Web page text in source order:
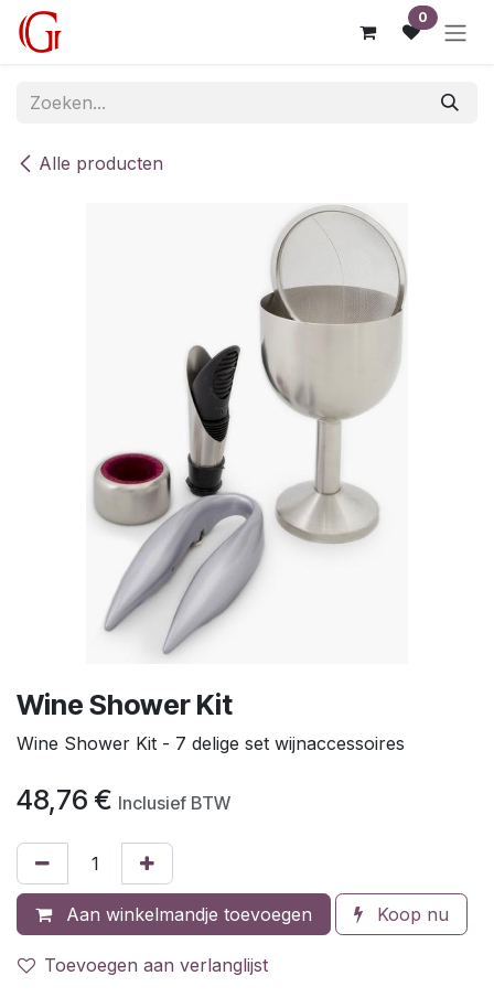
Overslaan naar inhoud 0
Alle producten
Wine Shower Kit
Wine Shower Kit - 7 delige set wijnaccessoires
48,76 € Inclusief BTW
Aan winkelmandje toevoegen Koop nu
Toevoegen aan verlanglijst